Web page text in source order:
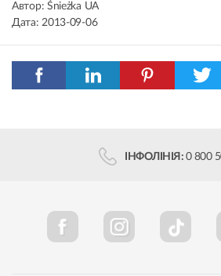
Автор: Śnieżka UA
Дата:2013-09-06
ІНФОЛІНІЯ: 0 800